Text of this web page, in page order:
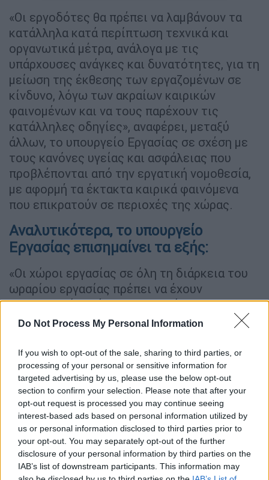
Do Not Process My Personal Information
If you wish to opt-out of the sale, sharing to third parties, or
processing of your personal or sensitive information for
targeted advertising by us, please use the below opt-out
section to confirm your selection. Please note that after your
opt-out request is processed you may continue seeing
interest-based ads based on personal information utilized by
us or personal information disclosed to third parties prior to
your opt-out. You may separately opt-out of the further
disclosure of your personal information by third parties on the
IAB’s list of downstream participants. This information may
«Οι εργοδότες θα πρέπει να λαμβάνουν τα
κατάλληλα κατά περίπτωση τεχνικά και
οργανωτικά μέτρα, ανάλογα με τις
υπάρχουσες ανάγκες και δυνατότητες, για τη
μείωση της έκθεσης των εργαζομένων σε
κίνδυνο, λόγω των ακραίων καιρικών
φαινομένων και να τους παρέχουν τις
κατάλληλες οδηγίες», αναφέρει, μεταξύ
άλλων, το υπουργείο Εργασίας σε σχέση με
τους κανόνες υγείας και ασφάλειας που
προβλέπονται από την εργατική νομοθεσία,
με αφορμή τα έκτακτα καιρικά φαινόμενα
που επικρατούν σε περιοχές της χώρας.
Αναλυτικότερα, το υπουργείο
Εργασίας επισημαίνει τα εξής:
«Οι χώροι εργασίας σε όλη τη διάρκεια του
ωραρίου εργασίας πρέπει να έχουν
θερμοκρασία ανάλογη με τη φύση της
εργασίας και τη σωματική προσπάθεια που
λαμβανομένων υπόψη και των
κλιματολογικών συνθηκών των εποχών του
έτους.
Εφόσον οι εργαζόμενοι απασχολούνται σε
εξωτερικές θέσεις εργασίας, αυτές πρέπει
να διευθετούνται κατά τέτοιο τρόπο, ώστε
οι εργαζόμενοι να προστατεύονται από τις
ατμοσφαιρικές επιδράσεις (δυσμενείς